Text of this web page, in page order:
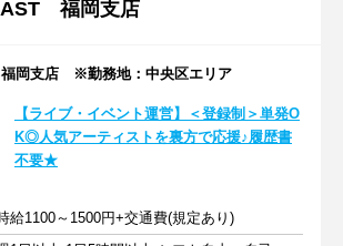
福岡支店
福岡支店 ※勤務地：中央区エリア
【ライブ・イベント運営】＜登録制＞単発O
K◎人気アーティストを裏方で応援♪履歴書
不要★
給1100～1500円+交通費(規定あり)